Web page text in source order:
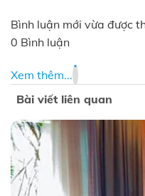
Bình luận mới vừa được
0 Bình luận
Xem thêm...
Bài viết liên quan